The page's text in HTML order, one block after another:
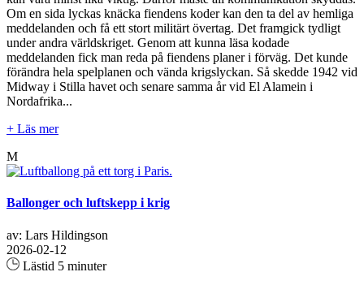
Om en sida lyckas knäcka fiendens koder kan den ta del av hemliga
meddelanden och få ett stort militärt övertag. Det framgick tydligt
under andra världskriget. Genom att kunna läsa kodade
meddelanden fick man reda på fiendens planer i förväg. Det kunde
förändra hela spelplanen och vända krigslyckan. Så skedde 1942 vid
Midway i Stilla havet och senare samma år vid El Alamein i
Nordafrika...
+ Läs mer
M
Ballonger och luftskepp i krig
av: Lars Hildingson
2026-02-12
Lästid 5 minuter